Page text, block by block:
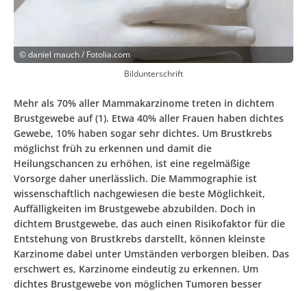
©daniel mauch / Fotolia.com
Bildunterschrift
Mehr als 70% aller Mammakarzinome treten in dichtem
Brustgewebe auf (1). Etwa 40% aller Frauen haben dichtes
Gewebe, 10% haben sogar sehr dichtes. Um Brustkrebs
möglichst früh zu erkennen und damit die
Heilungschancen zu erhöhen, ist eine regelmäßige
Vorsorge daher unerlässlich. Die Mammographie ist
wissenschaftlich nachgewiesen die beste Möglichkeit,
Auffälligkeiten im Brustgewebe abzubilden. Doch in
dichtem Brustgewebe, das auch einen Risikofaktor für die
Entstehung von Brustkrebs darstellt, können kleinste
Karzinome dabei unter Umständen verborgen bleiben. Das
erschwert es, Karzinome eindeutig zu erkennen. Um
dichtes Brustgewebe von möglichen Tumoren besser